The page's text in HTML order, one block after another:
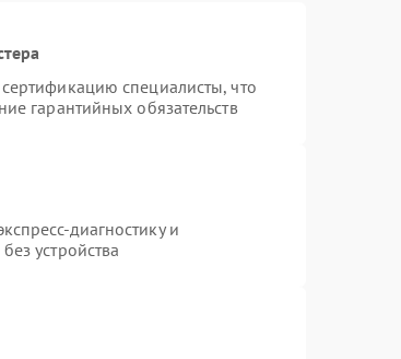
специалисты, что
гарантийных обязательств
диагностику и
устройства